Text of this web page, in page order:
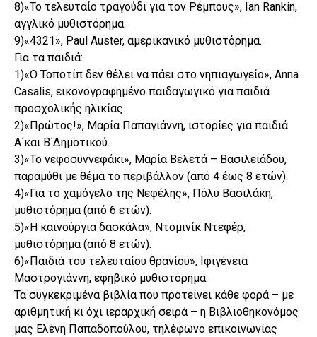
8)«Το τελευταίο τραγούδι για τον Ρέμπους», Ian Rankin,
αγγλικό μυθιστόρημα.
9)«4321», Paul Auster, αμερικανικό μυθιστόρημα.
Για τα παιδιά:
1)«Ο Τοποτίπ δεν θέλει να πάει στο νηπιαγωγείο», Anna
Casalis, εικονογραφημένο παιδαγωγικό για παιδιά
προσχολικής ηλικίας.
2)«Πρώτος!», Μαρία Παπαγιάννη, ιστορίες για παιδιά
Α΄και Β΄Δημοτικού.
3)«Το νεφοσυννεφάκι», Μαρία Βελετά – Βασιλειάδου,
παραμύθι με θέμα το περιβάλλον (από 4 έως 8 ετών).
4)«Για το χαμόγελο της Νεφέλης», Πόλυ Βασιλάκη,
μυθιστόρημα (από 6 ετών).
5)«Η καινούργια δασκάλα», Ντομινίκ Ντεφέρ,
μυθιστόρημα (από 8 ετών).
6)«Παιδιά του τελευταίου θρανίου», Ιφιγένεια
Μαστρογιάννη, εφηβικό μυθιστόρημα.
Τα συγκεκριμένα βιβλία που προτείνει κάθε φορά – με
αριθμητική κι όχι ιεραρχική σειρά – η Βιβλιοθηκονόμος
μας Ελένη Παπαδοπούλου, τηλέφωνο επικοινωνίας